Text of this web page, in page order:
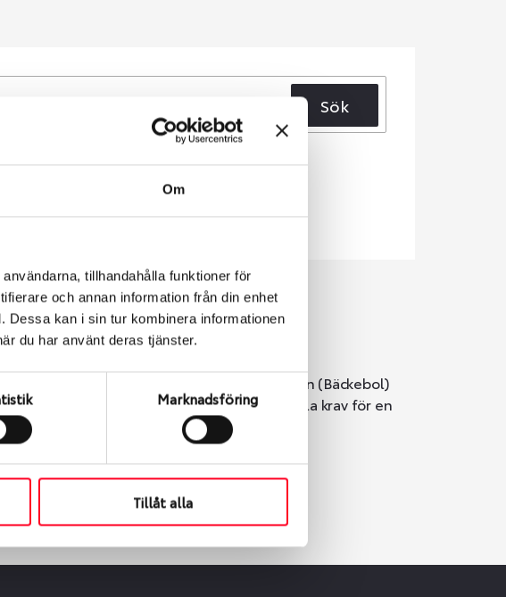
Om
tillhandahålla funktioner för
och annan information från din enhet
Dessa kan i sin tur kombinera informationen
du har använt deras tjänster.
Marknadsföring
Tillåt alla
Sök
i Göteborg. Välj mellan Hisingen (Bäckebol)
byter dina däck ser vi till att de uppfyller alla krav för en